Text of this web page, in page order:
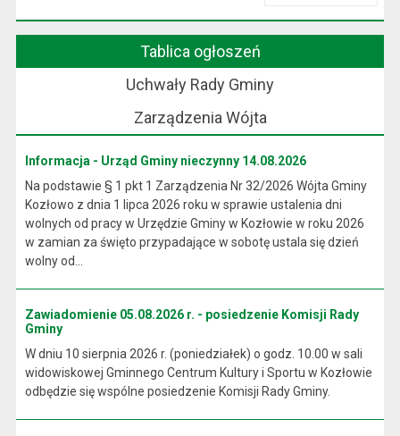
Tablica ogłoszeń
Uchwały Rady Gminy
Zarządzenia Wójta
Informacja - Urząd Gminy nieczynny 14.08.2026
Na podstawie § 1 pkt 1 Zarządzenia Nr 32/2026 Wójta Gminy
Kozłowo z dnia 1 lipca 2026 roku w sprawie ustalenia dni
wolnych od pracy w Urzędzie Gminy w Kozłowie w roku 2026
w zamian za święto przypadające w sobotę ustala się dzień
wolny od...
Zawiadomienie 05.08.2026 r. - posiedzenie Komisji Rady
Gminy
W dniu 10 sierpnia 2026 r. (poniedziałek) o godz. 10.00 w sali
widowiskowej Gminnego Centrum Kultury i Sportu w Kozłowie
odbędzie się wspólne posiedzenie Komisji Rady Gminy.